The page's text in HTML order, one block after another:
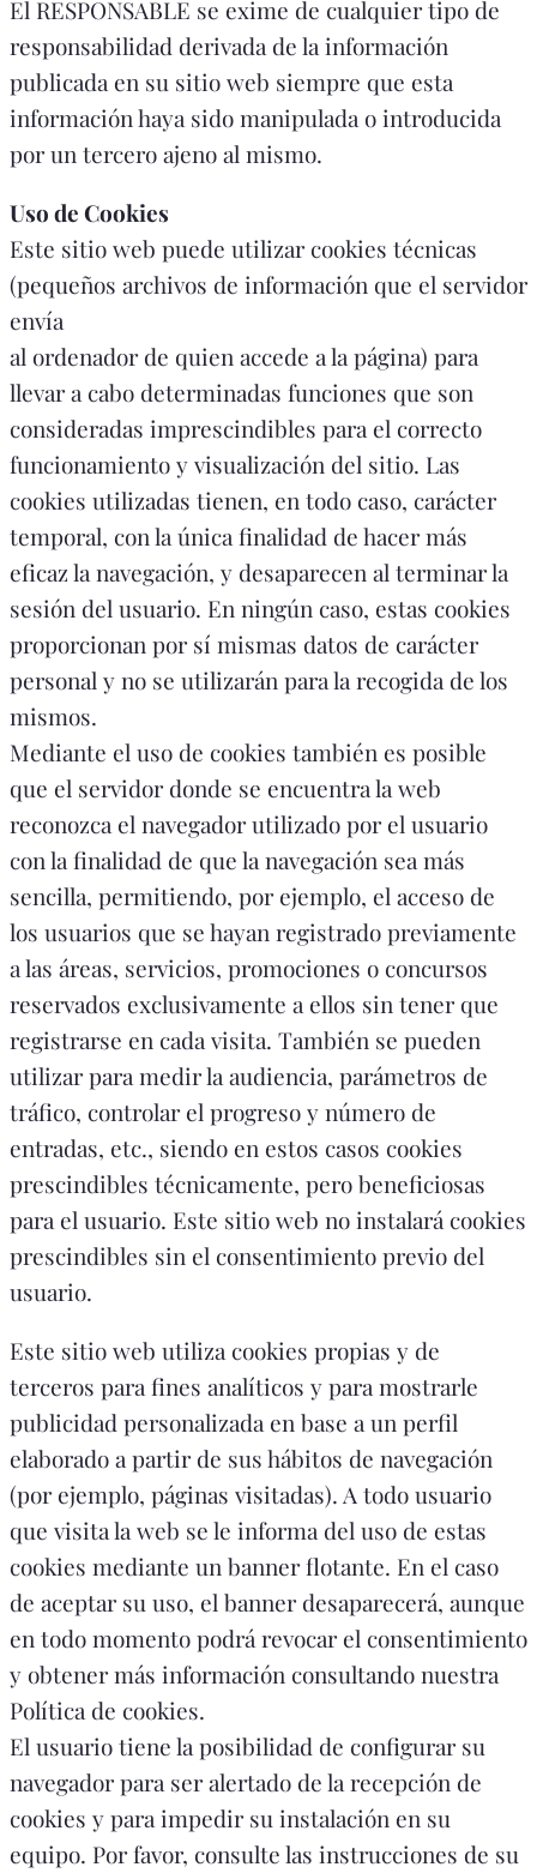
El RESPONSABLE se exime de cualquier tipo de
responsabilidad derivada de la información
publicada en su sitio web siempre que esta
información haya sido manipulada o introducida
por un tercero ajeno al mismo.
Uso de Cookies
Este sitio web puede utilizar cookies técnicas
(pequeños archivos de información que el servidor
envía
al ordenador de quien accede a la página) para
llevar a cabo determinadas funciones que son
consideradas imprescindibles para el correcto
funcionamiento y visualización del sitio. Las
cookies utilizadas tienen, en todo caso, carácter
temporal, con la única finalidad de hacer más
eficaz la navegación, y desaparecen al terminar la
sesión del usuario. En ningún caso, estas cookies
proporcionan por sí mismas datos de carácter
personal y no se utilizarán para la recogida de los
mismos.
Mediante el uso de cookies también es posible
que el servidor donde se encuentra la web
reconozca el navegador utilizado por el usuario
con la finalidad de que la navegación sea más
sencilla, permitiendo, por ejemplo, el acceso de
los usuarios que se hayan registrado previamente
a las áreas, servicios, promociones o concursos
reservados exclusivamente a ellos sin tener que
registrarse en cada visita. También se pueden
utilizar para medir la audiencia, parámetros de
tráfico, controlar el progreso y número de
entradas, etc., siendo en estos casos cookies
prescindibles técnicamente, pero beneficiosas
para el usuario. Este sitio web no instalará cookies
prescindibles sin el consentimiento previo del
usuario.
Este sitio web utiliza cookies propias y de
terceros para fines analíticos y para mostrarle
publicidad personalizada en base a un perfil
elaborado a partir de sus hábitos de navegación
(por ejemplo, páginas visitadas). A todo usuario
que visita la web se le informa del uso de estas
cookies mediante un banner flotante. En el caso
de aceptar su uso, el banner desaparecerá, aunque
en todo momento podrá revocar el consentimiento
y obtener más información consultando nuestra
Política de cookies.
El usuario tiene la posibilidad de configurar su
navegador para ser alertado de la recepción de
cookies y para impedir su instalación en su
equipo. Por favor, consulte las instrucciones de su